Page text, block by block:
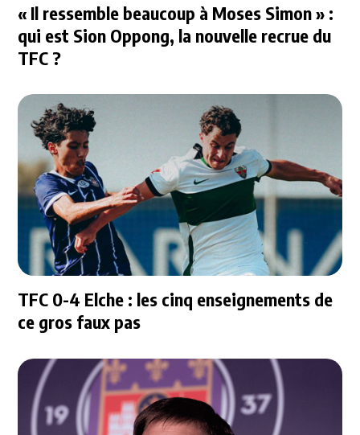
« Il ressemble beaucoup à Moses Simon » :
qui est Sion Oppong, la nouvelle recrue du
TFC ?
TFC 0-4 Elche : les cinq enseignements de
ce gros faux pas